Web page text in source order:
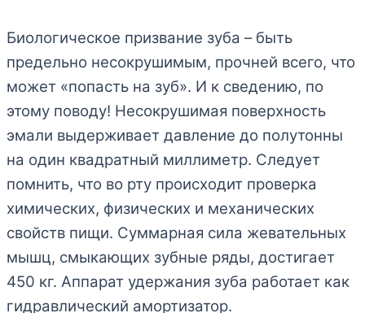
Биологическое призвание зуба – быть
предельно несокрушимым, прочней всего, что
может «попасть на зуб». И к сведению, по
этому поводу! Несокрушимая поверхность
эмали выдерживает давление до полутонны
на один квадратный миллиметр. Следует
помнить, что во рту происходит проверка
химических, физических и механических
свойств пищи. Суммарная сила жевательных
мышц, смыкающих зубные ряды, достигает
450 кг. Аппарат удержания зуба работает как
гидравлический амортизатор.